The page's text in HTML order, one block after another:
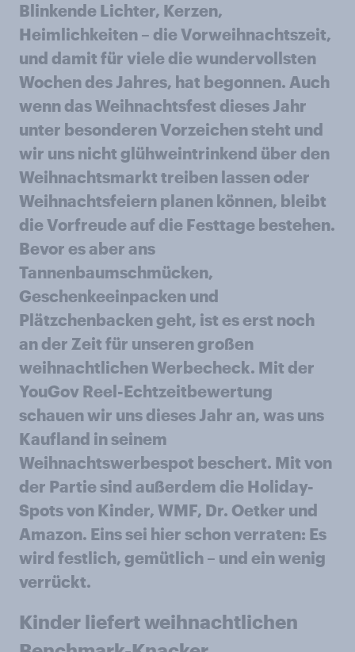
Blinkende Lichter, Kerzen,
Heimlichkeiten – die Vorweihnachtszeit,
und damit für viele die wundervollsten
Wochen des Jahres, hat begonnen. Auch
wenn das Weihnachtsfest dieses Jahr
unter besonderen Vorzeichen steht und
wir uns nicht glühweintrinkend über den
Weihnachtsmarkt treiben lassen oder
Weihnachtsfeiern planen können, bleibt
die Vorfreude auf die Festtage bestehen.
Bevor es aber ans
Tannenbaumschmücken,
Geschenkeeinpacken und
Plätzchenbacken geht, ist es erst noch
an der Zeit für unseren großen
weihnachtlichen Werbecheck. Mit der
YouGov Reel-Echtzeitbewertung
schauen wir uns dieses Jahr an, was uns
Kaufland in seinem
Weihnachtswerbespot beschert. Mit von
der Partie sind außerdem die Holiday-
Spots von Kinder, WMF, Dr. Oetker und
Amazon. Eins sei hier schon verraten: Es
wird festlich, gemütlich – und ein wenig
verrückt.
Kinder liefert weihnachtlichen